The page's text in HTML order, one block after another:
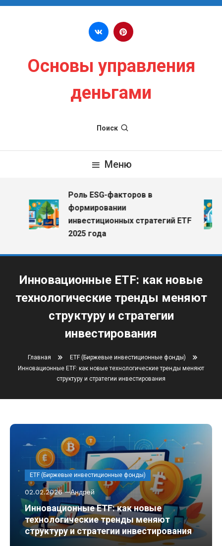
Перейти к содержимому
Основы управления
деньгами
Поиск
Меню
Роль ESG-факторов в
формировании
инвестиционных стратегий ETF
2025 года
Инновационные ETF: как новые
технологические тренды меняют
структуру и стратегии
инвестирования
Главная
ETF (Биржевые инвестиционные фонды)
Инновационные ETF: как новые технологические тренды меняют
структуру и стратегии инвестирования
ETF (Биржевые инвестиционные фонды)
02.02.2026 Андрей
Инновационные ETF: как новые
технологические тренды меняют
структуру и стратегии инвестирования